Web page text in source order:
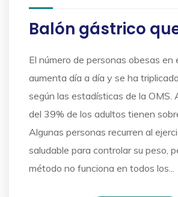
Balón gástrico
El número de personas obesas en
aumenta día a día y se ha
según las estadísticas de la OMS.
del 39% de los adultos tienen
Algunas personas recurren al
saludable para controlar su peso,
método no funciona en todos los...